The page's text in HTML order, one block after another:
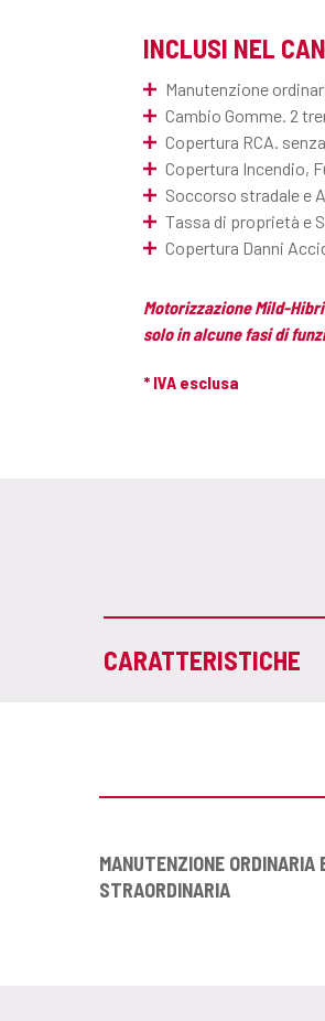
INCLUSI NEL
Manutenzione
Cambio Gomme. 2
Copertura RCA.
Copertura Incendio,
Soccorso stradale e
Tassa di proprietà e
Copertura Danni
Motorizzazione Mild-
solo in alcune fasi di
* IVA esclusa
CARATTERISTICHE
MANUTENZIONE ORDINARIA
STRAORDINARIA